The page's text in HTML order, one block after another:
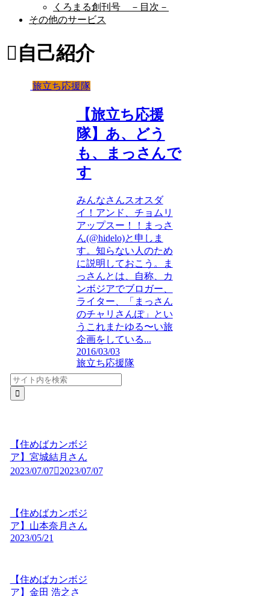
くろまる創刊号 －目次－
その他のサービス
自己紹介
旅立ち応援隊
【旅立ち応援
隊】あ、どう
も、まっさんで
す
みんなさんスオスダ
イ！アンド、チョムリ
アップスー！！まっさ
ん(@hidelo)と申しま
す。知らない人のため
に説明しておこう。ま
っさんとは、自称、カ
ンボジアでブロガー、
ライター、「まっさん
のチャリさんぽ」とい
うこれまたゆる〜い旅
企画をしている...
2016/03/03
旅立ち応援隊
【住めばカンボジ
ア】宮城結月さん
2023/07/07
2023/07/07
【住めばカンボジ
ア】山本奈月さん
2023/05/21
【住めばカンボジ
ア】金田 浩之さ